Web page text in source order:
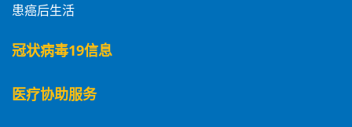
患癌后生活
冠状病毒19信息
医疗协助服务